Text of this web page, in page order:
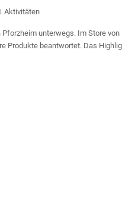
Aktivitäten
Pforzheim unterwegs. Im Store
Produkte beantwortet. Das